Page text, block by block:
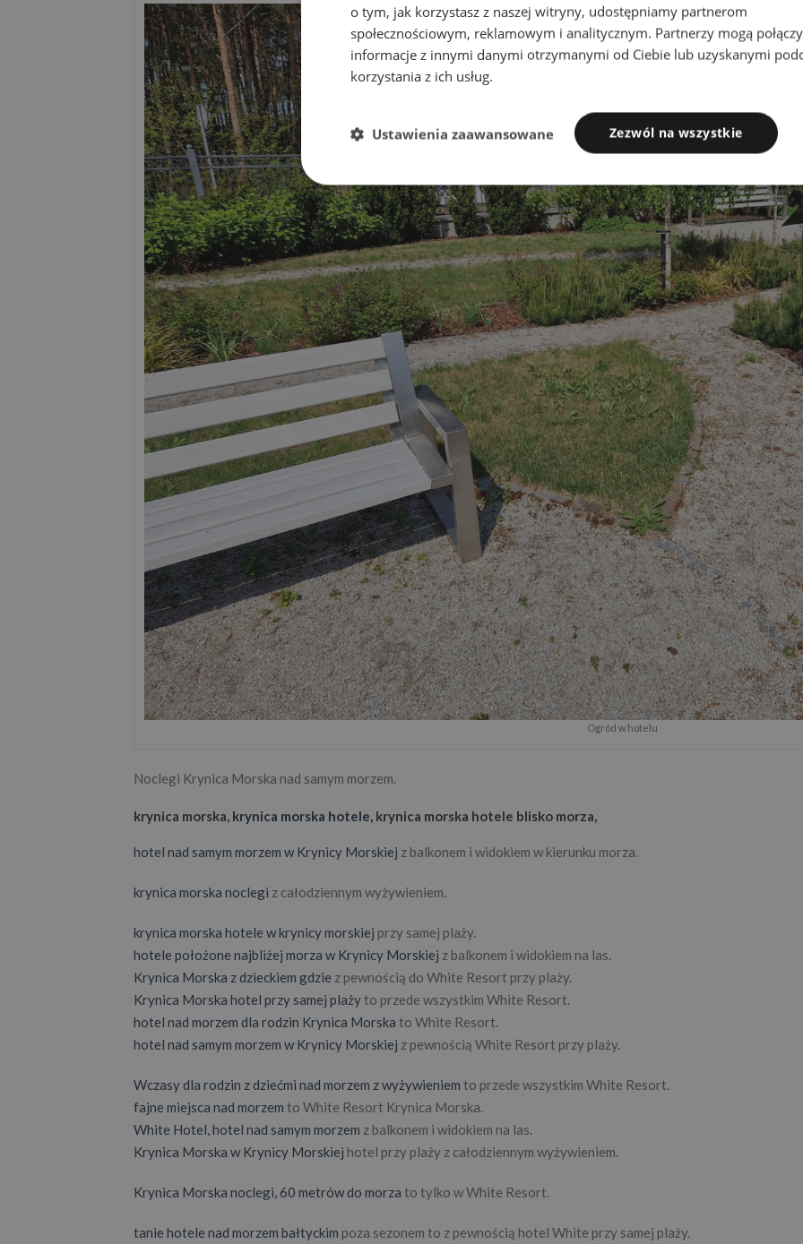
Ogród w hotelu
Noclegi Krynica Morska nad samym morzem.
krynica morska, krynica morska hotele, krynica morska hotele blisko morza,
hotel nad samym morzem w Krynicy Morskiej z balkonem i widokiem w kierunku morza.
krynica morska noclegi z całodziennym wyżywieniem.
krynica morska hotele w krynicy morskiej przy samej plaży.
hotele położone najbliżej morza w Krynicy Morskiej z balkonem i widokiem na las.
Krynica Morska z dzieckiem gdzie z pewnością do White Resort przy plaży.
Krynica Morska hotel przy samej plażyto przede wszystkim White Resort.
hotel nad morzem dla rodzin Krynica Morska to White Resort.
hotel nad samym morzem w Krynicy Morskiej z pewnością White Resort przy plaży.
Wczasy dla rodzin z dziećmi nad morzem z wyżywieniem to przede wszystkim White Resort.
fajne miejsca nad morzem to White Resort Krynica Morska.
White Hotel, hotel nad samym morzem z balkonem i widokiem na las.
Krynica Morska w Krynicy Morskiej hotel przy plaży z całodziennym wyżywieniem.
Krynica Morska noclegi, 60 metrów do morza to tylko w White Resort.
tanie hotele nad morzem bałtyckim poza sezonem to z pewnością hotel White przy samej plaży.
o tym, jak korzystasz z naszej witryny, udostępniamy partnerom
społecznościowym, reklamowym i analitycznym. Partnerzy mogą
informacje z innymi danymi otrzymanymi od Ciebie lub uzyskanymi
korzystania z ich usług.
Zezwól na wszystkie
Ustawienia zaawansowane